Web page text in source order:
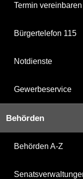
Termin vereinbaren
Bürgertelefon 115
Notdienste
Gewerbeservice
Behörden
Behörden A-Z